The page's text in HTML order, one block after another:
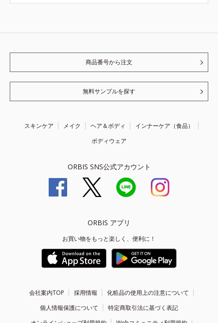
商品番号から注文
無料サンプルを探す
スキンケア メイク ヘア＆ボディ
インナーケア（食品）
ボディウェア
ORBIS SNS公式アカウント
ORBIS アプリ
お買い物をもっと楽しく、便利に！
会社案内TOP 採用情報
化粧品の使用上の注意について
個人情報保護について
特定商取引法に基づく表記